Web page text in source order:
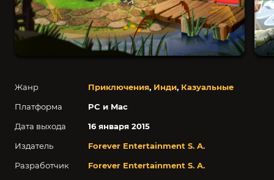
Жанр Приключения, Инди, Казуальные
Платформа
PC и Mac
Дата выхода
16 января 2015
Издатель
Forever Entertainment S. A.
Разработчик
Forever Entertainment S. A.